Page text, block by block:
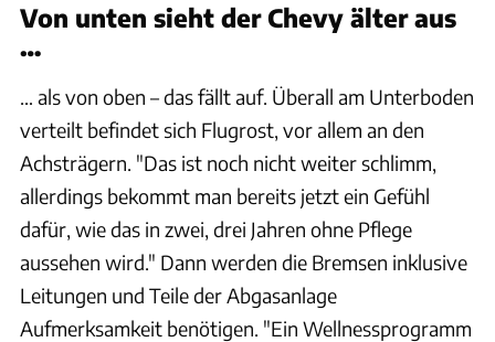
Von unten sieht der Chevy älter aus
…
… als von oben – das fällt auf. Überall am Unterboden
verteilt befindet sich Flugrost, vor allem an den
Achsträgern. "Das ist noch nicht weiter schlimm,
allerdings bekommt man bereits jetzt ein Gefühl
dafür, wie das in zwei, drei Jahren ohne Pflege
aussehen wird." Dann werden die Bremsen inklusive
Leitungen und Teile der Abgasanlage
Aufmerksamkeit benötigen. "Ein Wellnessprogramm